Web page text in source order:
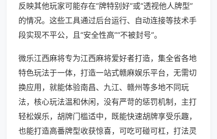
反映其他玩家可能存在“牌特别好”或“透视他人牌型”
的情况。这些工具通过后台运行、自动连接等技术手
段实现不平公，且“安全性高”“不被封号”。
微乐江西麻将专为江西麻将爱好者打造，集全省各地
特色玩法于一体，打造一站式赣麻娱乐平台，无需切
换应用，就能体验南昌、九江、赣州等多地不同玩
法，核心玩法温和休闲，没有严苛的惩罚机制，主打
轻松娱乐，胡牌门槛适中，既能快速胡牌享受乐趣，
也能打造高番牌型收获惊喜，可吃可碰可杠，打法灵